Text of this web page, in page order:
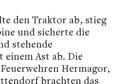
den Traktor ab, stieg
und sicherte die
stehende
einem Ast ab. Die
Hermagor,
brachten das